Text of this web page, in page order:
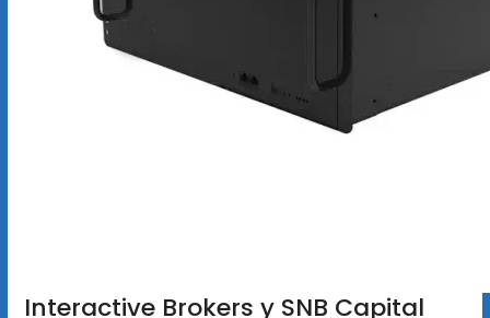
Interactive Brokers y SNB Capital